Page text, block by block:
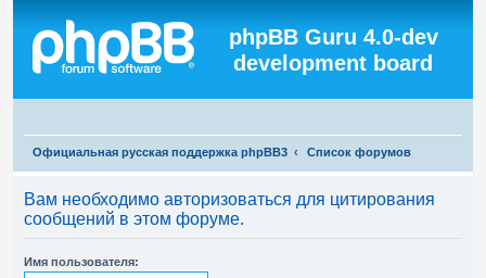
phpBB Guru 4.0-dev
development board
Официальная русская поддержка phpBB3 Список форумов
Вам необходимо авторизоваться для цитирования
сообщений в этом форуме.
Имя пользователя: